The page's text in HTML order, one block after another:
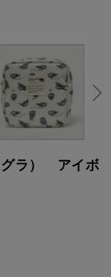
ラ） アイボ